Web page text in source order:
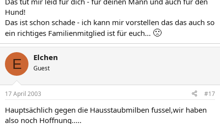
Hund!
Das ist schon schade - ich kann mir vorstellen das das auch so
ein richtiges Familienmitglied ist für euch... 🙁
E Elchen
Guest
17 April 2003 #17
Hauptsächlich gegen die Hausstaubmilben fussel,wir haben
also noch Hoffnung.....